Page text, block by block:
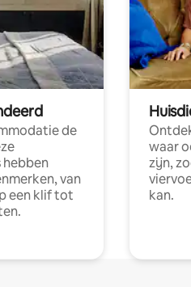
de
van
een klif tot
waar
zijn,
kan.